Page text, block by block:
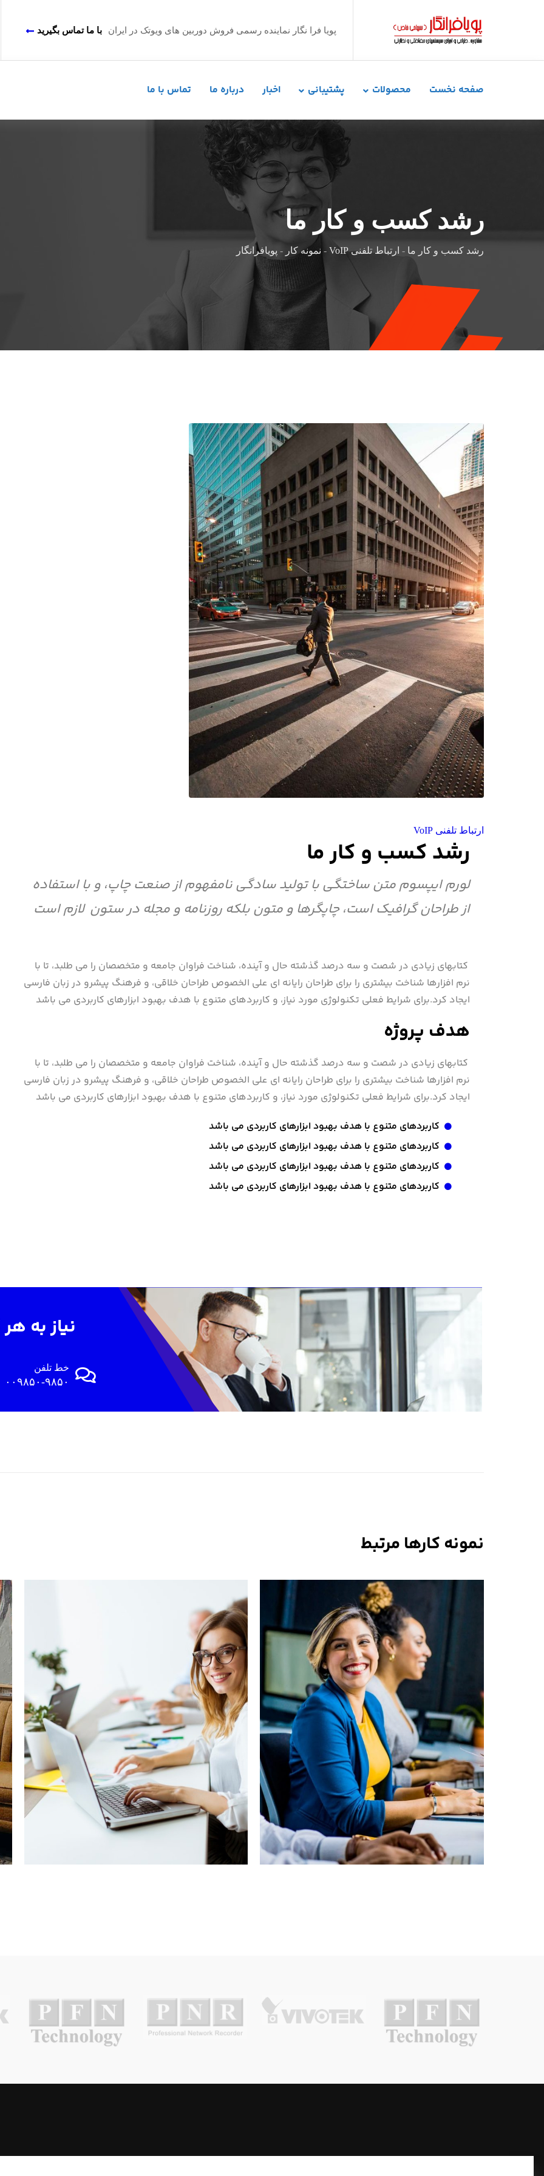
پویا فرا نگار نماینده رسمی فروش دوربین های ویوتک در ایران با ما تماس بگیرید
صفحه نخست محصولات پشتیبانی اخبار درباره ما تماس با ما
رشد کسب و کار ما
رشد کسب و کار ما - ارتباط تلفنی VoIP - نمونه کار - پویافرانگار
ارتباط تلفنی VoIP
رشد کسب و کار ما
لورم ایپسوم متن ساختگی با تولید سادگی نامفهوم از صنعت چاپ، و با استفاده
از طراحان گرافیک است، چاپگرها و متون بلکه روزنامه و مجله در ستون لازم است
کتابهای زیادی در شصت و سه درصد گذشته حال و آینده، شناخت فراوان جامعه و متخصصان را می طلبد، تا با
نرم افزارها شناخت بیشتری را برای طراحان رایانه ای علی الخصوص طراحان خلاقی، و فرهنگ پیشرو در زبان فارسی
ایجاد کرد.برای شرایط فعلی تکنولوژی مورد نیاز، و کاربردهای متنوع با هدف بهبود ابزارهای کاربردی می باشد
هدف پروژه
کتابهای زیادی در شصت و سه درصد گذشته حال و آینده، شناخت فراوان جامعه و متخصصان را می طلبد، تا با
نرم افزارها شناخت بیشتری را برای طراحان رایانه ای علی الخصوص طراحان خلاقی، و فرهنگ پیشرو در زبان فارسی
ایجاد کرد.برای شرایط فعلی تکنولوژی مورد نیاز، و کاربردهای متنوع با هدف بهبود ابزارهای کاربردی می باشد
کاربردهای متنوع با هدف بهبود ابزارهای کاربردی می باشد
کاربردهای متنوع با هدف بهبود ابزارهای کاربردی می باشد
کاربردهای متنوع با هدف بهبود ابزارهای کاربردی می باشد
کاربردهای متنوع با هدف بهبود ابزارهای کاربردی می باشد
نیاز به
خط تلفن
۰۰۹۸۵۰-۹۸۵۰
نمونه کارها مرتبط